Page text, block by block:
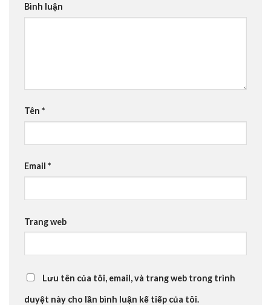
Bình luận
Tên *
Email *
Trang web
Lưu tên của tôi, email, và trang web trong trình
duyệt này cho lần bình luận kế tiếp của tôi.